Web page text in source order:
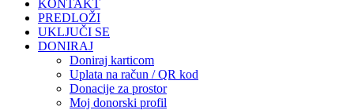
KONTAKT
PREDLOŽI
UKLJUČI SE
DONIRAJ
Doniraj karticom
Uplata na račun / QR kod
Donacije za prostor
Moj donorski profil